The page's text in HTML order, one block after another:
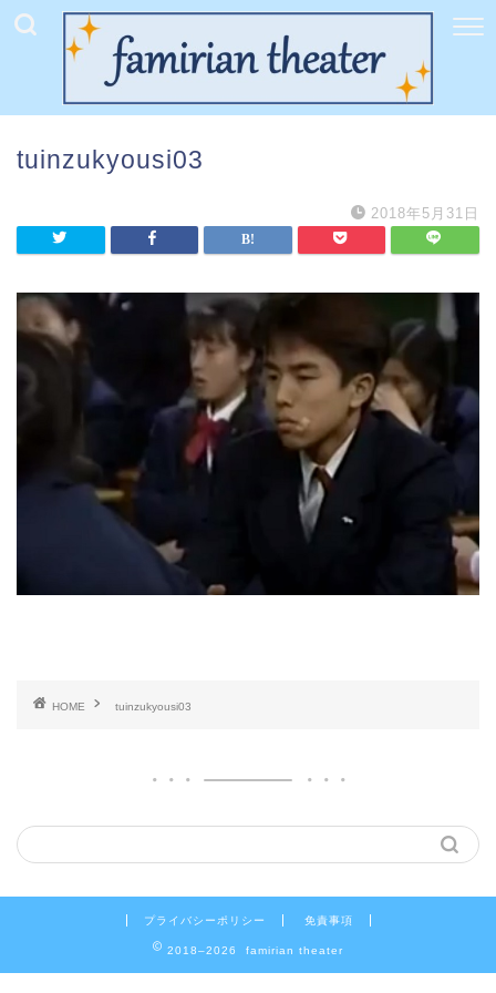
tuinzukyousi03
2018年5月31日
HOME tuinzukyousi03
プライバシーポリシー 免責事項
2018–2026 famirian theater